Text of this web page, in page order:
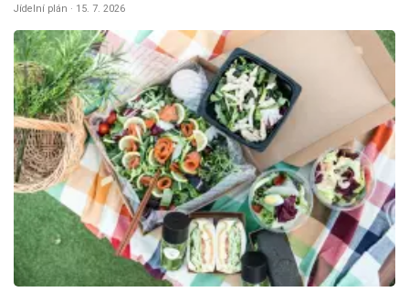
Jídelní plán · 15. 7. 2026